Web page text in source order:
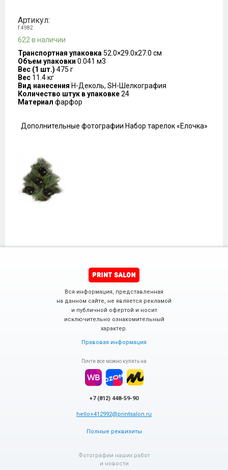
Артикул:
f.4982
622 в наличии
Транспортная упаковка 52.0×29.0x27.0 см
Объем упаковки 0.041 м3
Вес (1 шт.) 475 г
Вес 11.4 кг
Вид нанесения H-Деколь, SH-Шелкография
Количество штук в упаковке24
Материал фарфор
Дополнительные фотографии Набор тарелок «Елочка»
Вся информация, представленная
на данном сайте, не является рекламой
и публичной офертой и носит
исключительно ознакомительный
характер.
Правовая информация
Почти все можно купить на
+7 (812) 448-59-90
hello+412992@printsalon.ru
Полные реквизиты
Фотографии наших работ
и новости